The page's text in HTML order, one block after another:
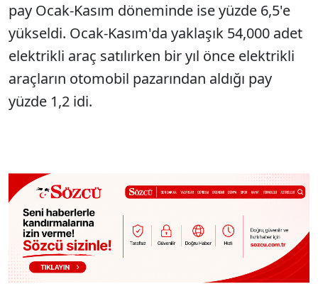
pay Ocak-Kasım döneminde ise yüzde 6,5'e
yükseldi. Ocak-Kasım'da yaklaşık 54,000 adet
elektrikli araç satılırken bir yıl önce elektrikli
araçların otomobil pazarından aldığı pay
yüzde 1,2 idi.